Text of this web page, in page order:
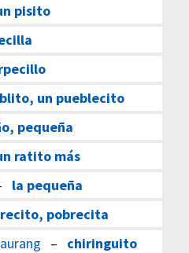
pisito
un pueblecito
pequeña
ratito más
la pequeña
pobrecita
– chiringuito